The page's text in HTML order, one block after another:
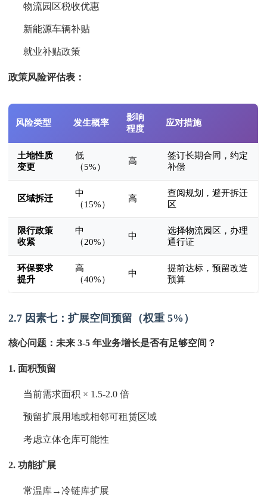
物流园区税收优惠
新能源车辆补贴
就业补贴政策
政策风险评估表：
风险类型 发生概率
影响
程度
应对措施
土地性质
变更
低
（5%）
高
签订长期合同，约定
补偿
区域拆迁
中
（15%）
高
查阅规划，避开拆迁
区
限行政策
收紧
中
（20%）
中
选择物流园区，办理
通行证
环保要求
提升
高
（40%）
中
提前达标，预留改造
预算
2.7 因素七：扩展空间预留（权重 5%）
核心问题：未来 3-5 年业务增长是否有足够空间？
1. 面积预留
当前需求面积 × 1.5-2.0 倍
预留扩展用地或相邻可租赁区域
考虑立体仓库可能性
2. 功能扩展
常温库→冷链库扩展